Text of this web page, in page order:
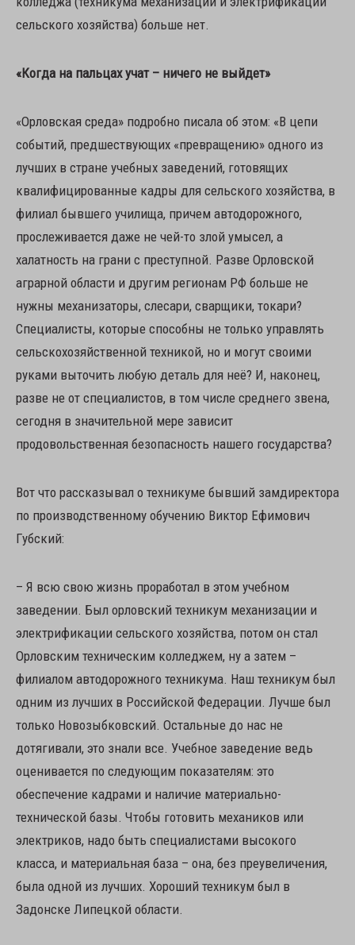
сельского хозяйства) больше нет.
«Когда на пальцах учат – ничего не выйдет»
«Орловская среда» подробно писала об этом: «В цепи
событий, предшествующих «превращению» одного из
лучших в стране учебных заведений, готовящих
квалифицированные кадры для сельского хозяйства, в
филиал бывшего училища, причем автодорожного,
прослеживается даже не чей-то злой умысел, а
халатность на грани с преступной. Разве Орловской
аграрной области и другим регионам РФ больше не
нужны механизаторы, слесари, сварщики, токари?
Специалисты, которые способны не только управлять
сельскохозяйственной техникой, но и могут своими
руками выточить любую деталь для неё? И, наконец,
разве не от специалистов, в том числе среднего звена,
сегодня в значительной мере зависит
продовольственная безопасность нашего государства?
Вот что рассказывал о техникуме бывший замдиректора
по производственному обучению Виктор Ефимович
Губский:
– Я всю свою жизнь проработал в этом учебном
заведении. Был орловский техникум механизации и
электрификации сельского хозяйства, потом он стал
Орловским техническим колледжем, ну а затем –
филиалом автодорожного техникума. Наш техникум был
одним из лучших в Российской Федерации. Лучше был
только Новозыбковский. Остальные до нас не
дотягивали, это знали все. Учебное заведение ведь
оценивается по следующим показателям: это
обеспечение кадрами и наличие материально-
технической базы. Чтобы готовить механиков или
электриков, надо быть специалистами высокого
класса, и материальная база – она, без преувеличения,
была одной из лучших. Хороший техникум был в
Задонске Липецкой области.